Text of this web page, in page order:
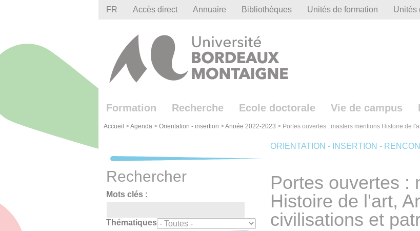
FR Accès direct Annuaire Bibliothèques Unités de formation Unités
Formation Recherche Ecole doctorale Vie de campus
Accueil >Agenda > Orientation - insertion >Année 2022-2023 > Portes ouvertes : masters mentions Histoire de
ORIENTATION - INSERTION -
Portes ouvertes :
Histoire de l'art,
civilisations et
Rechercher
Mots clés :
Thématiques